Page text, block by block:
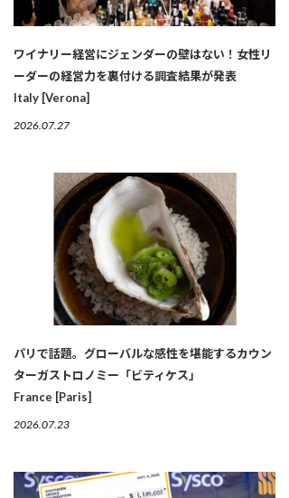
ワイナリー経営にジェンダーの壁はない！女性リ
ーダーの経営力を裏付ける調査結果が発表
Italy [Verona]
2026.07.27
パリで話題。グローバルな感性を堪能するカウン
ターガストロノミー「ビティケス」
France [Paris]
2026.07.23